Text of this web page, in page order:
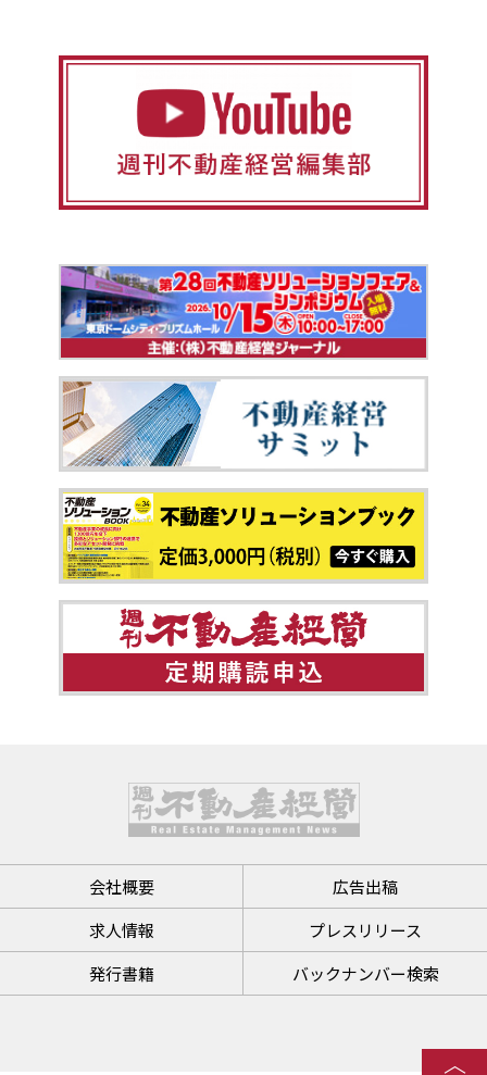
会社概要
広告出稿
求人情報
プレスリリース
発行書籍
バックナンバー検索